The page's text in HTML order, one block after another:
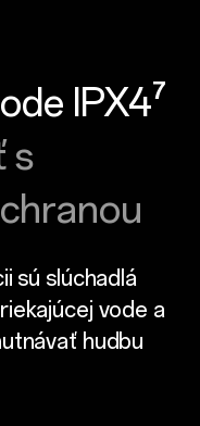
IPX4⁷
s
sú slúchadlá
vode a
hudbu